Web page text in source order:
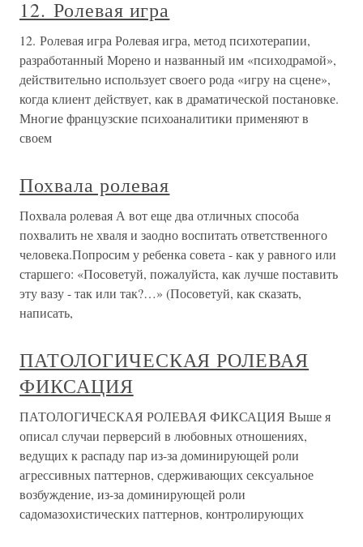
12. Ролевая игра
12. Ролевая игра Ролевая игра, метод психотерапии,
разработанный Морено и названный им «психодрамой»,
действительно использует своего рода «игру на сцене»,
когда клиент действует, как в драматической постановке.
Многие французские психоаналитики применяют в
своем
Похвала ролевая
Похвала ролевая А вот еще два отличных способа
похвалить не хваля и заодно воспитать ответственного
человека.Попросим у ребенка совета - как у равного или
старшего: «Посоветуй, пожалуйста, как лучше поставить
эту вазу - так или так?…» (Посоветуй, как сказать,
написать,
ПАТОЛОГИЧЕСКАЯ РОЛЕВАЯ
ФИКСАЦИЯ
ПАТОЛОГИЧЕСКАЯ РОЛЕВАЯ ФИКСАЦИЯ Выше я
описал случаи перверсий в любовных отношениях,
ведущих к распаду пар из-за доминирующей роли
агрессивных паттернов, сдерживающих сексуальное
возбуждение, из-за доминирующей роли
садомазохистических паттернов, контролирующих